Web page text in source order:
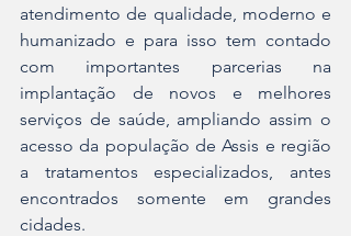
atendimento de qualidade, moderno e
humanizado e para isso tem contado
com importantes parcerias na
implantação de novos e melhores
serviços de saúde, ampliando assim o
acesso da população de Assis e região
a tratamentos especializados, antes
encontrados somente em grandes
cidades.